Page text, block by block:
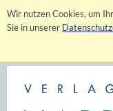
Wir nutzen Cookies, um
Sie in unserer